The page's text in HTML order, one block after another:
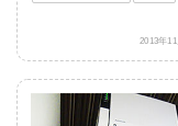
2013年